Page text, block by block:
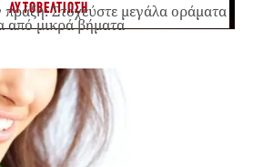
ΑΥΤΟΒΕΛΤΙΩΣΗΣτοχεύστε μεγάλα οράματα
από μικρά βήματα